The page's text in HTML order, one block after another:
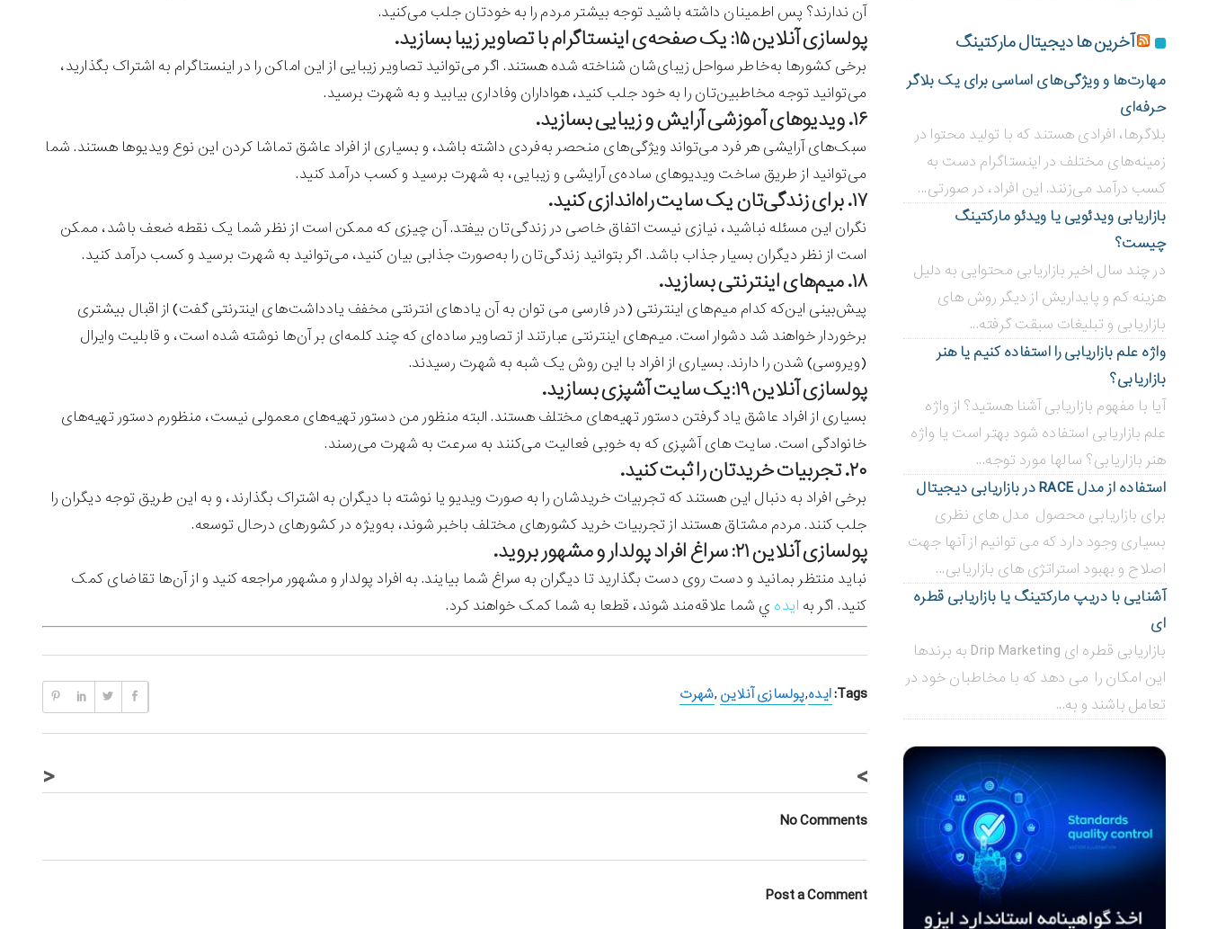
آن ندارند؟ پس اطمینان داشته باشید توجه بیشتر مردم را به خودتان جلب می‌کنید.
پولسازی آنلاین ۱۵: یک صفحه‌ی اینستاگرام با تصاویر زیبا بسازید.
برخی کشورها به‌خاطر سواحل زیبای‌شان شناخته شده هستند. اگر می‌توانید تصاویر زیبایی از این اماکن را در اینستاگرام به اشتراک بگذارید،
می‌توانید توجه مخاطبین‌تان را به خود جلب کنید، هواداران وفاداری بیابید و به شهرت برسید.
۱۶. ویدیوهای آموزشی آرایش و زیبایی بسازید.
سبک‌های آرایشی هر فرد می‌تواند ویژگی‌های منحصر به‌فردی داشته باشد، و بسیاری از افراد عاشق تماشا کردن این نوع ویدیوها هستند. شما
می‌توانید از طریق ساخت ویدیوهای ساده‌ی آرایشی و زیبایی، به شهرت برسید و کسب درآمد کنید.
۱۷. برای زندگی‌تان یک سایت راه‌اندازی کنید.
نگران این مسئله نباشید، نیازی نیست اتفاق خاصی در زندگی‌تان بیفتد. آن چیزی که ممکن است از نظر شما یک نقطه ضعف باشد، ممکن
است از نظر دیگران بسیار جذاب باشد. اگر بتوانید زندگی‌تان را به‌صورت جذابی بیان کنید، می‌توانید به شهرت برسید و کسب درآمد کنید.
۱۸. میم‌های اینترنتی بسازید.
پیش‌بینی این‌که کدام میم‌های اینترنتی (در فارسی می توان به آن یادهای انترنتی مخفف یادداشت‌های اینترنتی گفت) از اقبال بیشتری
برخوردار خواهند شد دشوار است. میم‌های اینترنتی عبارتند از تصاویر ساده‌ای که چند کلمه‌ای بر آن‌ها نوشته شده است، و قابلیت وایرال
(ویروسی) شدن را دارند. بسیاری از افراد با این روش یک شبه به شهرت رسیدند.
پولسازی آنلاین ۱۹:یک سایت آشپزی بسازید.
بسیاری از افراد عاشق یاد گرفتن دستور تهیه‌های مختلف هستند. البته منظور من دستور تهیه‌های معمولی نیست، منظورم دستور تهیه‌های
خانوادگی است. سایت های آشپزی که به خوبی فعالیت می‌کنند به سرعت به شهرت می‌رسند.
۲۰. تجربیات خریدتان را ثبت کنید.
برخی افراد به دنبال این هستند که تجربیات خریدشان را به صورت ویدیو یا نوشته با دیگران به اشتراک بگذارند، و به این طریق توجه دیگران را
جلب کنند. مردم مشتاق هستند از تجربیات خرید کشورهای مختلف باخبر شوند، به‌ویژه در کشورهای درحال توسعه.
پولسازی آنلاین ۲۱: سراغ افراد پولدار و مشهور بروید.
نباید منتظر بمانید و دست روی دست بگذارید تا دیگران به سراغ شما بیایند. به افراد پولدار و مشهور مراجعه کنید و از آن‌ها تقاضای کمک
کنید. اگر به ایده ي شما علاقه‌مند شوند، قطعا به شما کمک خواهند کرد.
Tags: ایده,پولسازی آنلاین ,شهرت
< >
No Comments
Post a Comment
آخرین ها دیجیتال مارکتینگ
مهارت‌ها و ویژگی‌های اساسی برای یک بلاگر
حرفه‌ای
بلاگر‌ها، افرادی هستند که با تولید محتوا در
زمینه‌های مختلف در اینستاگرام دست به
کسب درآمد می‌زنند. این افراد، در صورتی...
بازاریابی ویدئویی ‌یا ویدئو مارکتینگ
چیست؟
در چند سال اخیر بازاریابی محتوایی به دلیل
هزینه کم و پایداریش از دیگر روش های
بازاریابی و تبلیغات سبقت گرفته...
واژه علم بازاریابی را استفاده کنیم یا هنر
بازاریابی؟
آیا با مفهوم بازاریابی آشنا هستید؟ از واژه
علم بازاریابی استفاده شود بهتر است یا واژه
هنر بازاریابی؟ سالها مورد توجه...
استفاده از مدل RACE در بازاریابی دیجیتال
برای بازاریابی محصول مدل های نظری
بسیاری وجود دارد که می توانیم از آنها جهت
اصلاح و بهبود استراتژی های بازاریابی...
آشنایی با دریپ مارکتینگ یا بازاریابی قطره
ای
بازاریابی قطره ای Drip Marketing به برندها
این امکان را می دهد که با مخاطبان خود در
تعامل باشند و به...